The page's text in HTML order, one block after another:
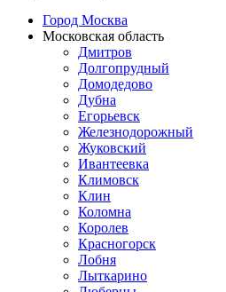
Город Москва
Московская область
Дмитров
Долгопрудный
Домодедово
Дубна
Егорьевск
Железнодорожный
Жуковский
Ивантеевка
Климовск
Клин
Коломна
Королев
Красногорск
Лобня
Лыткарино